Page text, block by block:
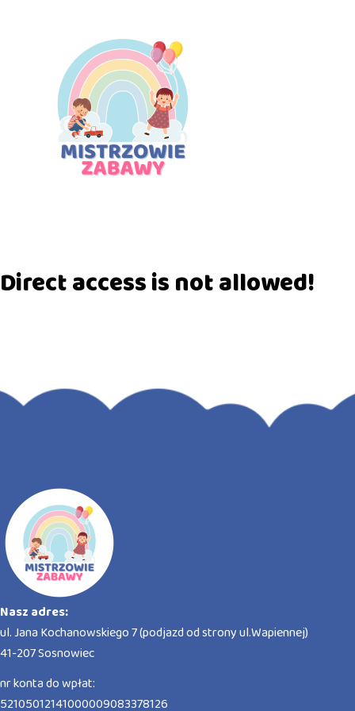
Direct access is not allowed!
Nasz adres:
ul. Jana Kochanowskiego 7 (podjazd od strony ul.Wapiennej)
41-207 Sosnowiec
nr konta do wpłat:
52105012141000009083378126